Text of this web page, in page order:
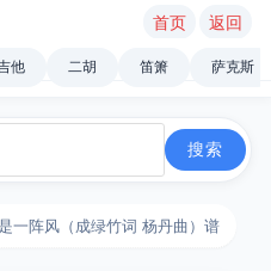
首页 返回
他 二胡 笛箫 萨克斯
一阵风（成绿竹词 杨丹曲）谱